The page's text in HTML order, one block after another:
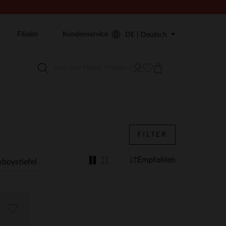
Filialen Kundenservice DE | Deutsch
FILTER
Empfohlen